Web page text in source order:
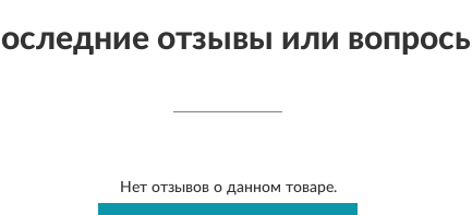
отзывы или
Нет отзывов о данном товаре.